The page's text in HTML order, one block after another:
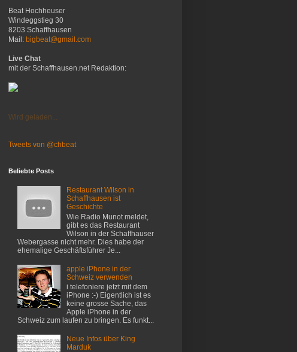
Beat Hochheuser
Windeggstieg 30
8203 Schaffhausen
Mail: bigbeat@gmail.com
Live Chat
mit der Schaffhausen.net Redaktion:
Wird geladen...
Tweets von @chbeat
Beliebte Posts
Restaurant Wilson in
Schaffhausen ist
Geschichte
Wie Radio Munot meldet,
gibt es das Restaurant
Wilson in der Schaffhauser
Webergasse nicht mehr. Dies habe der
ehemalige Geschäftsführer Je...
apple iPhone in der
Schweiz verwenden
i telefoniere jetzt mit dem
iPhone :-) Eigentlich ist es
keine grosse Sache, das
Apple iPhone in der
Schweiz zum laufen zu bringen. Es funkt...
Neue Infos über King
Marduk